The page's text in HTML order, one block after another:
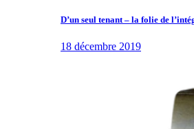
D’un seul tenant – la folie de
18 décembre 2019